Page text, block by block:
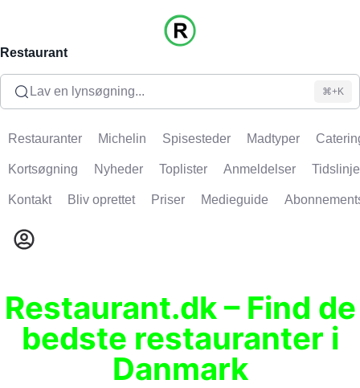
Restaurant
Lav en lynsøgning... ⌘+K
Restauranter Michelin Spisesteder Madtyper
Kortsøgning Nyheder Toplister Anmeldelser Tidslinje
Kontakt Bliv oprettet Priser Medieguide
Restaurant.dk – Find de
bedste restauranter i
Danmark